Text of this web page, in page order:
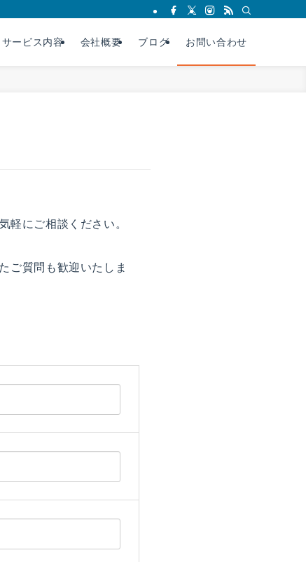
サービス内容 会社概要 ブログ お問い合わせ
軽にご相談ください。
ご質問も歓迎いたしま